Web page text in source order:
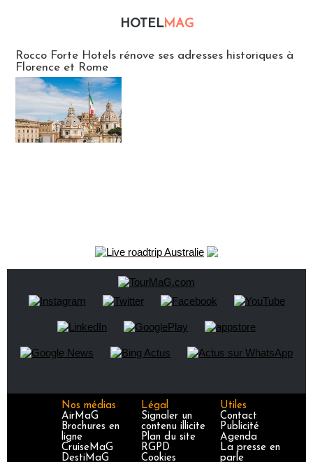
HOTELMAG
Rocco Forte Hotels rénove ses adresses historiques à
Florence et Rome
Nos médias
AirMaG
Brochures en
ligne
CruiseMaG
DestiMaG
Légal
Signaler un
contenu illicite
Plan du site
RGPD
Cookies
Utiles
Contact
Publicité
Agenda
La presse en
parle